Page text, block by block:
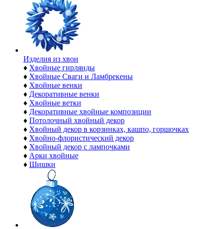
Изделия из хвои
♦ Хвойные гирлянды
♦ Хвойные Сваги и Ламбрекены
♦ Хвойные венки
♦ Декоративные венки
♦ Хвойные ветки
♦ Декоративные хвойные композиции
♦ Потолочный хвойный декор
♦ Хвойный декор в корзинках, кашпо, горшочках
♦ Хвойно-флористический декор
♦ Хвойный декор с лампочками
♦ Арки хвойные
♦ Шишки